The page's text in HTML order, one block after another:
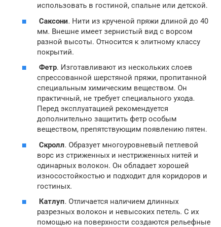
использовать в гостиной, спальне или детской.
Саксони. Нити из крученой пряжи длиной до 40
мм. Внешне имеет зернистый вид с ворсом
разной высоты. Относится к элитному классу
покрытий.
Фетр. Изготавливают из нескольких слоев
спрессованной шерстяной пряжи, пропитанной
специальным химическим веществом. Он
практичный, не требует специального ухода.
Перед эксплуатацией рекомендуется
дополнительно защитить фетр особым
веществом, препятствующим появлению пятен.
Скролл. Образует многоуровневый петлевой
ворс из стриженных и нестриженных нитей и
одинарных волокон. Он обладает хорошей
износостойкостью и подходит для коридоров и
гостиных.
Катлуп. Отличается наличием длинных
разрезных волокон и невысоких петель. С их
помощью на поверхности создаются рельефные